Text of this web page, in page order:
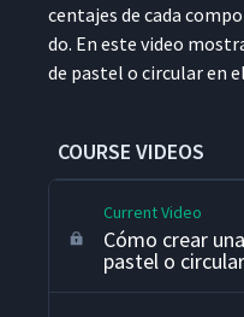
centa­jes de cada
do. En este video
de pas­tel o cir­cu­lar en
COURSE VIDEOS
3 Cómo crear
barras con
líneas con
Current Video
Cómo crear
pastel o